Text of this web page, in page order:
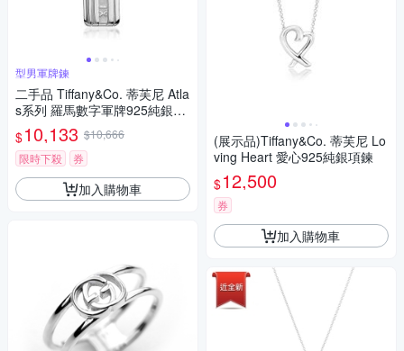
型男軍牌鍊
二手品 Tiffany&Co. 蒂芙尼 Atla
s系列 羅馬數字軍牌925純銀型
男項鍊
$10,133 $10,666
限時下殺
券
加入購物車
(展示品)Tiffany&Co. 蒂芙尼 Lo
ving Heart 愛心925純銀項鍊
$12,500
券
加入購物車